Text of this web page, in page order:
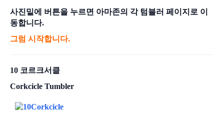
사진밑에 버튼을 누르면 아마존의 각 텀블러 페이지로 이
동합니다.
그럼 시작합니다.
10 코르크서클
Corkcicle Tumbler